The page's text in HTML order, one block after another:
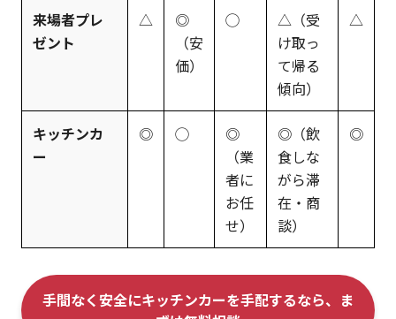
来場者プレ
ゼント
△
◎
（安
価）
◯
△（受
け取っ
て帰る
傾向）
△
キッチンカ
ー
◎ ◯
◎
（業
者に
お任
せ）
◎（飲
食しな
がら滞
在・商
談）
◎
手間なく安全にキッチンカーを手配するなら、ま